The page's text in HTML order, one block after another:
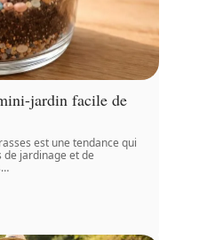
jardin facile de
est une tendance qui
jardinage et de
…